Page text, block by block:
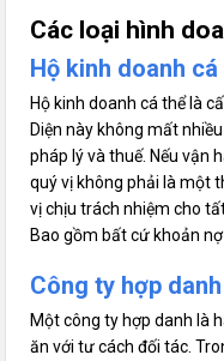
Các loại hình
Hộ kinh doanh
Hộ kinh doanh cá thể là
Diện này không mất
pháp lý và thuế. Nếu vận
quý vị không phải là một
vị chịu trách nhiệm cho
Bao gồm bất cứ khoản
Công ty hợp danh
Một công ty hợp danh là
ăn với tư cách đối tác.